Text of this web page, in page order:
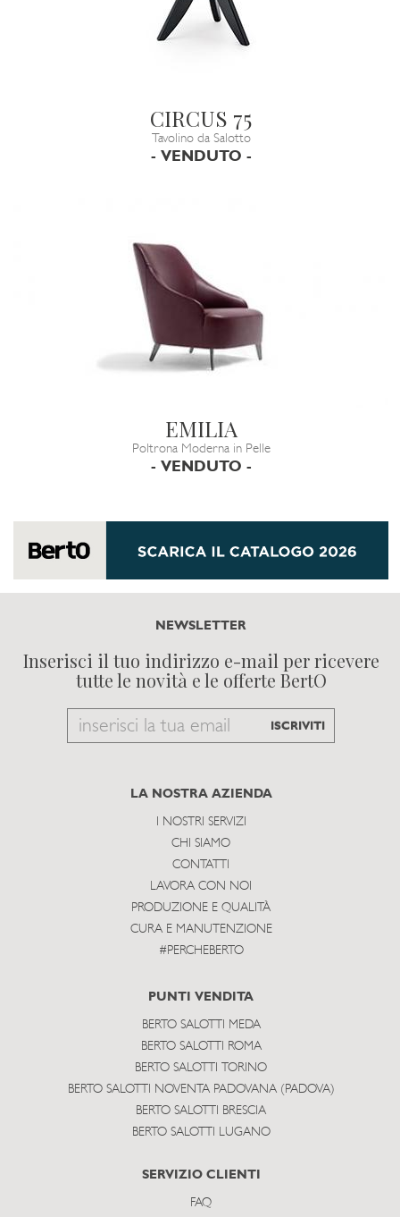
CIRCUS 75
Tavolino da Salotto
- VENDUTO -
EMILIA
Poltrona Moderna in Pelle
- VENDUTO -
NEWSLETTER
Inserisci il tuo indirizzo e-mail per ricevere
tutte le novità e le offerte BertO
Email
subscribe
ISCRIVITI
LA NOSTRA AZIENDA
I NOSTRI SERVIZI
CHI SIAMO
CONTATTI
LAVORA CON NOI
PRODUZIONE E QUALITÀ
CURA E MANUTENZIONE
#PERCHEBERTO
PUNTI VENDITA
BERTO SALOTTI MEDA
BERTO SALOTTI ROMA
BERTO SALOTTI TORINO
BERTO SALOTTI NOVENTA PADOVANA (PADOVA)
BERTO SALOTTI BRESCIA
BERTO SALOTTI LUGANO
SERVIZIO CLIENTI
FAQ